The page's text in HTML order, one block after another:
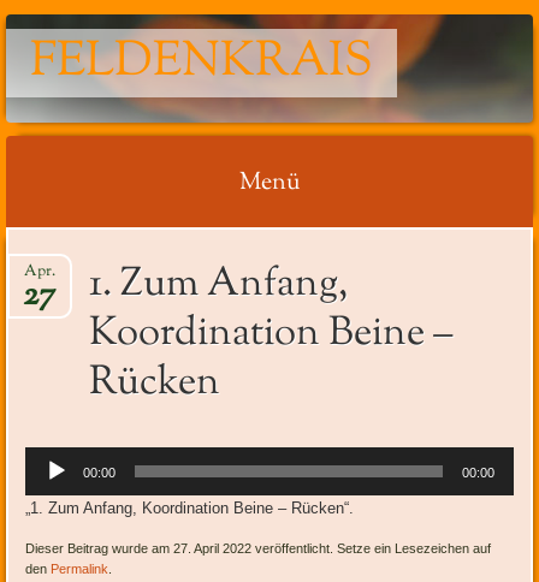
FELDENKRAIS
Menü
zum
Inhalt
1. Zum Anfang,
Koordination Beine –
Rücken
Apr.
27
Audio-
Player
00:00 00:00
„1. Zum Anfang, Koordination Beine – Rücken“.
Dieser Beitrag wurde am 27. April 2022 veröffentlicht. Setze ein Lesezeichen auf
den Permalink